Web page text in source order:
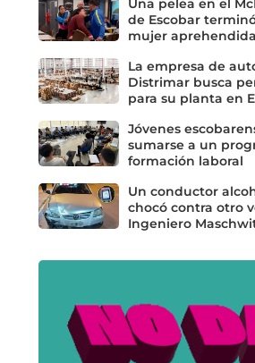
Una pelea en el
de Escobar
mujer aprehendida
La empresa de
Distrimar busca
para su planta en
Jóvenes
sumarse a un
formación laboral
Un conductor
chocó contra otro
Ingeniero